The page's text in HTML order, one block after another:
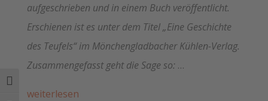
Umschalten auf hohe Kontraste
aufgeschrieben und in einem Buch veröffentlicht.
Erschienen ist es unter dem Titel „Eine Geschichte
des Teufels“ im Mönchengladbacher Kühlen-Verlag.
Zusammengefasst geht die Sage so: …
weiterlesen